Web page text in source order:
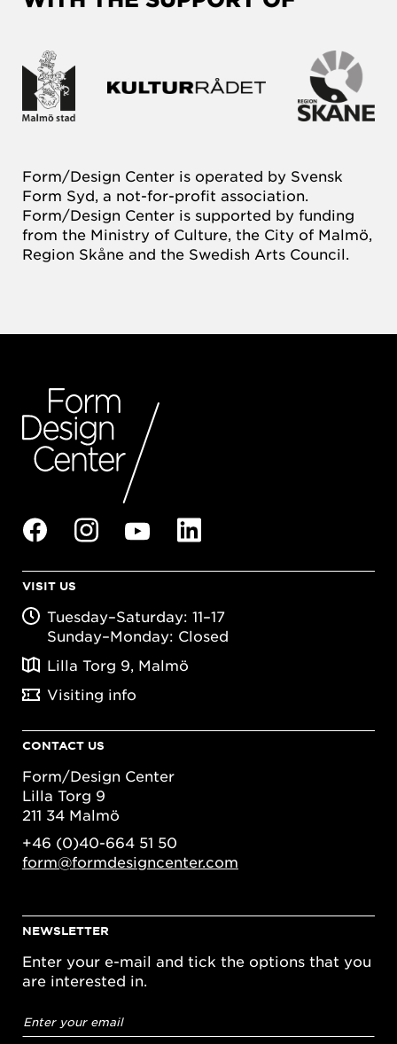
Form/Design Center is operated by Svensk
Form Syd, a not-for-profit association.
Form/Design Center is supported by funding
from the Ministry of Culture, the City of Malmö,
Region Skåne and the Swedish Arts Council.
VISIT US
Tuesday–Saturday: 11–17
Sunday–Monday: Closed
Lilla Torg 9, Malmö
Visiting info
CONTACT US
Form/Design Center
Lilla Torg 9
211 34 Malmö
+46 (0)40-664 51 50
form@formdesigncenter.com
NEWSLETTER
Enter your e-mail and tick the options that you
are interested in.
address*